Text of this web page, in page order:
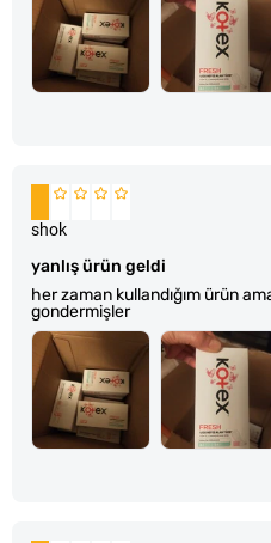
yanlış ürün geldi
her zaman kullandığım ürün
gondermişler
shok